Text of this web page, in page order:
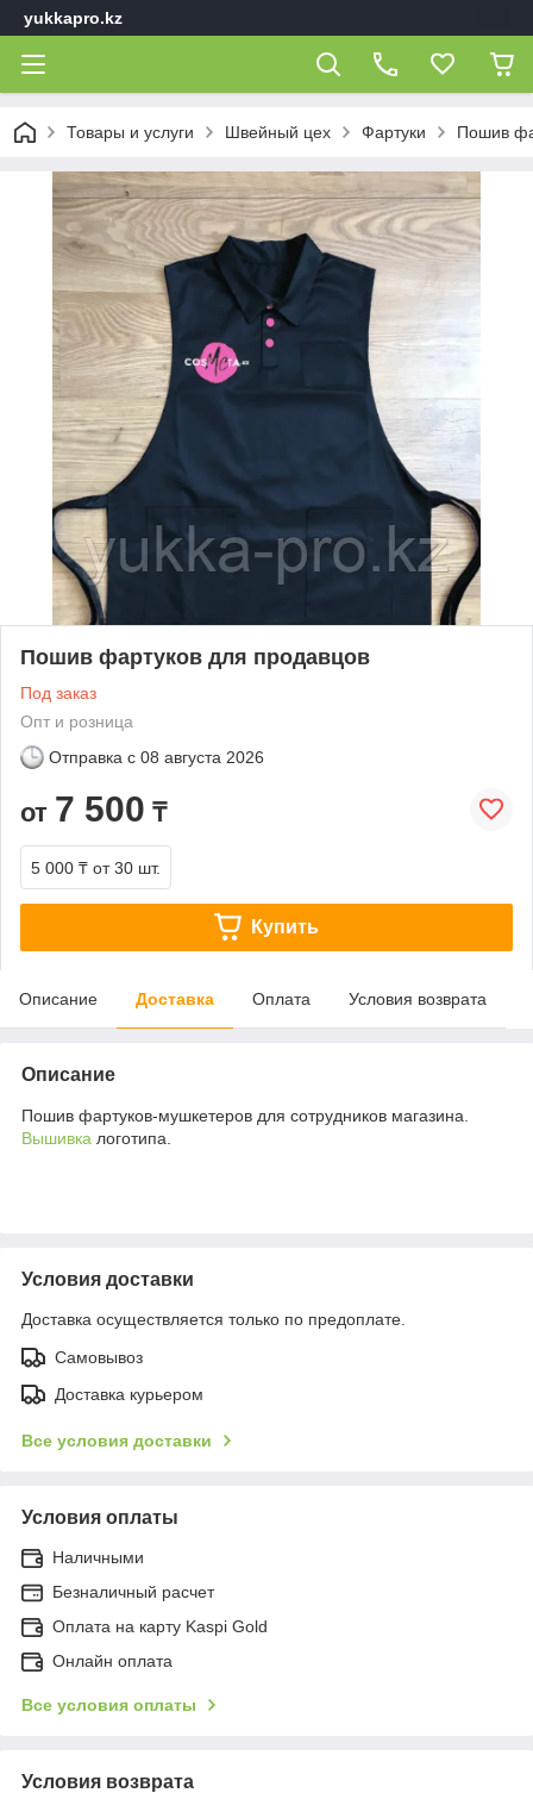
yukkapro.kz
Товары и услуги Швейный цех Фартуки Пошив
Пошив фартуков для продавцов
Под заказ
Опт и розница
Отправка с 08 августа 2026
от 7 500 ₸
5 000 ₸ от 30 шт.
Купить
Описание Доставка Оплата Условия возврата
Описание
Пошив фартуков-мушкетеров для сотрудников магазина.
Вышивка логотипа.
Условия доставки
Доставка осуществляется только по предоплате.
Самовывоз
Доставка курьером
Все условия доставки
Условия оплаты
Наличными
Безналичный расчет
Оплата на карту Kaspi Gold
Онлайн оплата
Все условия оплаты
Условия возврата